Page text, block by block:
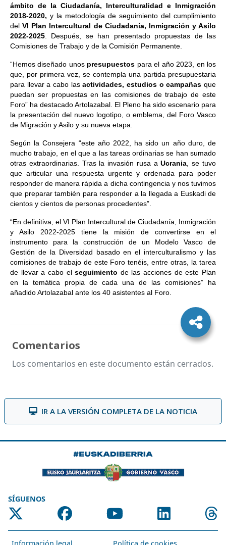
ámbito de la Ciudadanía, Interculturalidad e Inmigración
2018-2020, y la metodología de seguimiento del cumplimiento
delVI Plan Intercultural de Ciudadanía, Inmigración y Asilo
2022-2025 . Después, se han presentado propuestas de las
Comisiones de Trabajo y de la Comisión Permanente.
“Hemos diseñado unos presupuestos para el año 2023, en los
que, por primera vez, se contempla una partida presupuestaria
para llevar a cabo lasactividades, estudios o campañas que
puedan ser propuestas en las comisiones de trabajo de este
Foro” ha destacado Artolazabal. El Pleno ha sido escenario para
la presentación del nuevo logotipo, o emblema, del Foro Vasco
de Migración y Asilo y su nueva etapa.
Según la Consejera “este año 2022, ha sido un año duro, de
mucho trabajo, en el que a las tareas ordinarias se han sumado
otras extraordinarias. Tras la invasión rusa aUcrania , se tuvo
que articular una respuesta urgente y ordenada para poder
responder de manera rápida a dicha contingencia y nos tuvimos
que preparar también para responder a la llegada a Euskadi de
cientos y cientos de personas procedentes”.
“En definitiva, el VI Plan Intercultural de Ciudadanía, Inmigración
y Asilo 2022-2025 tiene la misión de convertirse en el
instrumento para la construcción de un Modelo Vasco de
Gestión de la Diversidad basado en el interculturalismo y las
comisiones de trabajo de este Foro tenéis, entre otras, la tarea
de llevar a cabo elseguimiento de las acciones de este Plan
en la temática propia de cada una de las comisiones” ha
añadido Artolazabal ante los 40 asistentes al Foro.
Comentarios
Los comentarios en este documento están cerrados.
IR A LA VERSIÓN COMPLETA DE LA NOTICIA
SÍGUENOS